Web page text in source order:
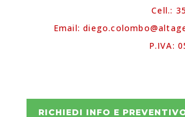
Cell.:
Email: diego.colombo
P.IVA:
RICHIEDI INFO E